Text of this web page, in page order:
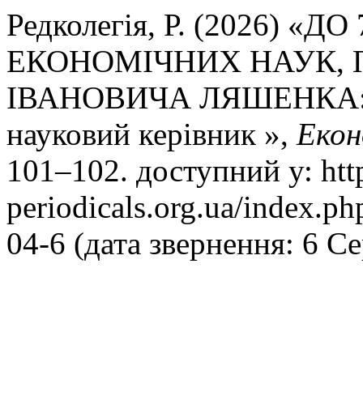
Редколегія, Р. (2026)
ЕКОНОМІЧНИХ НАУК,
ІВАНОВИЧА ЛЯШЕНКА:
науковий керівник »,
101–102. доступний у:
periodicals.org.ua/
04-6 (дата звернення: 6